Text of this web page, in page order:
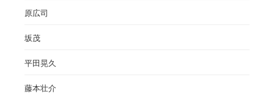
原広司
坂茂
平田晃久
藤本壮介